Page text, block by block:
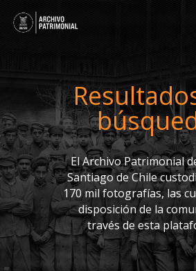
El Archivo Patrimonial
Santiago de Chile
170 mil fotografías, las
disposición de la
través de esta